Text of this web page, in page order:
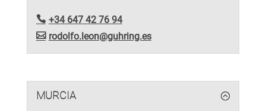
+34 647 42 76 94
rodolfo.leon@guhring.es
MURCIA